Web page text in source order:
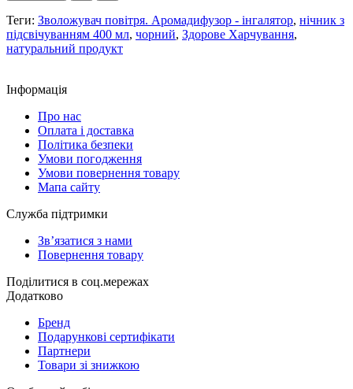
Теги: Зволожувач повітря. Аромадифузор - інгалятор, нічник з
підсвічуванням 400 мл, чорний, Здорове Харчування,
натуральний продукт
Інформація
Про нас
Оплата і доставка
Політика безпеки
Умови погодження
Умови повернення товару
Мапа сайту
Служба підтримки
Зв’язатися з нами
Повернення товару
Поділитися в соц.мережах
Додатково
Бренд
Подарункові сертифікати
Партнери
Товари зі знижкою